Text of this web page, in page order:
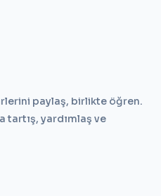
paylaş, birlikte öğren.
yardımlaş ve